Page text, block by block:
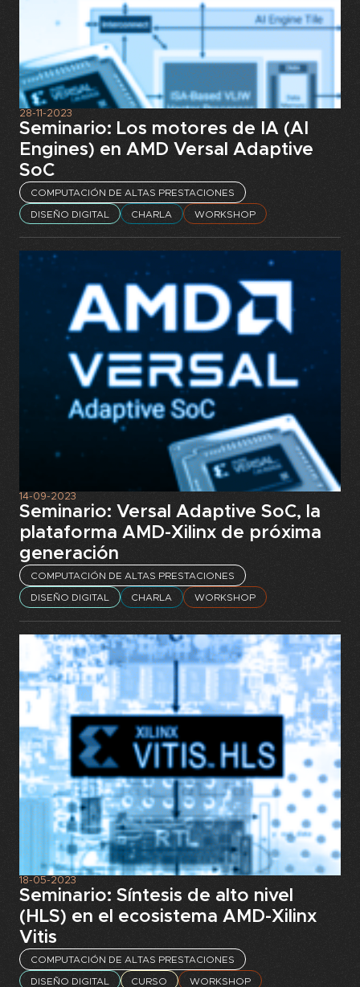
28-11-2023
Seminario: Los motores de IA (AI
Engines) en AMD Versal Adaptive
SoC
COMPUTACIÓN DE ALTAS PRESTACIONES
DISEÑO DIGITAL CHARLA WORKSHOP
14-09-2023
Seminario: Versal Adaptive SoC, la
plataforma AMD-Xilinx de próxima
generación
COMPUTACIÓN DE ALTAS PRESTACIONES
DISEÑO DIGITAL CHARLA WORKSHOP
18-05-2023
Seminario: Síntesis de alto nivel
(HLS) en el ecosistema AMD-Xilinx
Vitis
COMPUTACIÓN DE ALTAS PRESTACIONES
DISEÑO DIGITAL CURSO WORKSHOP